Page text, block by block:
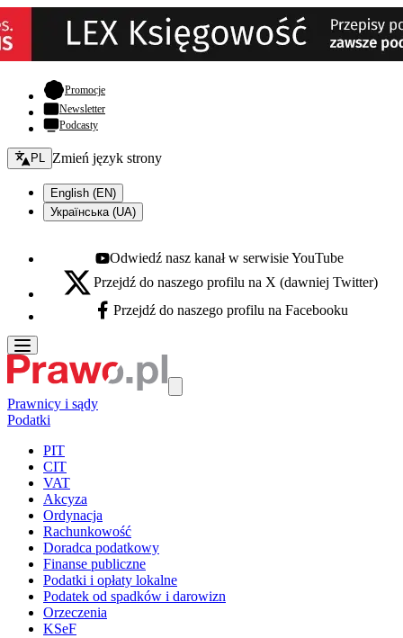
Promocje- otwiera się w nowej karcie
Newsletter
Podcasty
Zmień język - bieżący:
PL Zmień język strony
English (EN)
Українська (UA)
Youtube - otwiera się w nowej karcie
Odwiedź nasz kanał w serwisie YouTube
X - otwiera się w nowej karcie
Przejdź do naszego profilu na X (dawniej Twitter)
Facebook - otwiera się w nowej karcie
Przejdź do naszego profilu na Facebooku
Prawnicy i sądy
Podatki
PIT
CIT
VAT
Akcyza
Ordynacja
Rachunkowość
Doradca podatkowy
Finanse publiczne
Podatki i opłaty lokalne
Podatek od spadków i darowizn
Orzeczenia
KSeF